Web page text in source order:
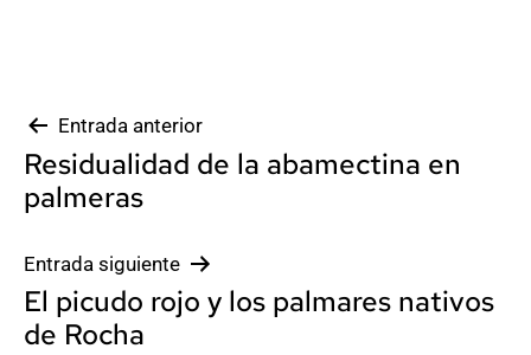
Navegación
de
entradas
Entrada anterior
Residualidad de la abamectina en
palmeras
Entrada siguiente
El picudo rojo y los palmares nativos
de Rocha